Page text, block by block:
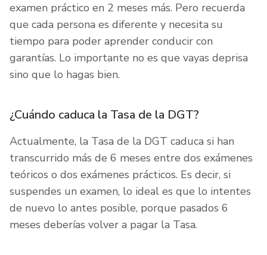
examen práctico en 2 meses más. Pero recuerda
que cada persona es diferente y necesita su
tiempo para poder aprender conducir con
garantías. Lo importante no es que vayas deprisa
sino que lo hagas bien.
¿Cuándo caduca la Tasa de la DGT?
Actualmente, la Tasa de la DGT caduca si han
transcurrido más de 6 meses entre dos exámenes
teóricos o dos exámenes prácticos. Es decir, si
suspendes un examen, lo ideal es que lo intentes
de nuevo lo antes posible, porque pasados 6
meses deberías volver a pagar la Tasa.